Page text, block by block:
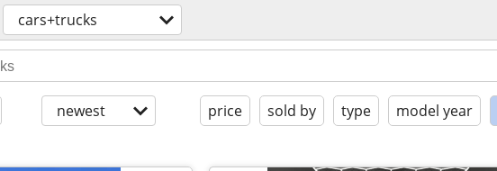
cars+trucks
newest price sold by type model year